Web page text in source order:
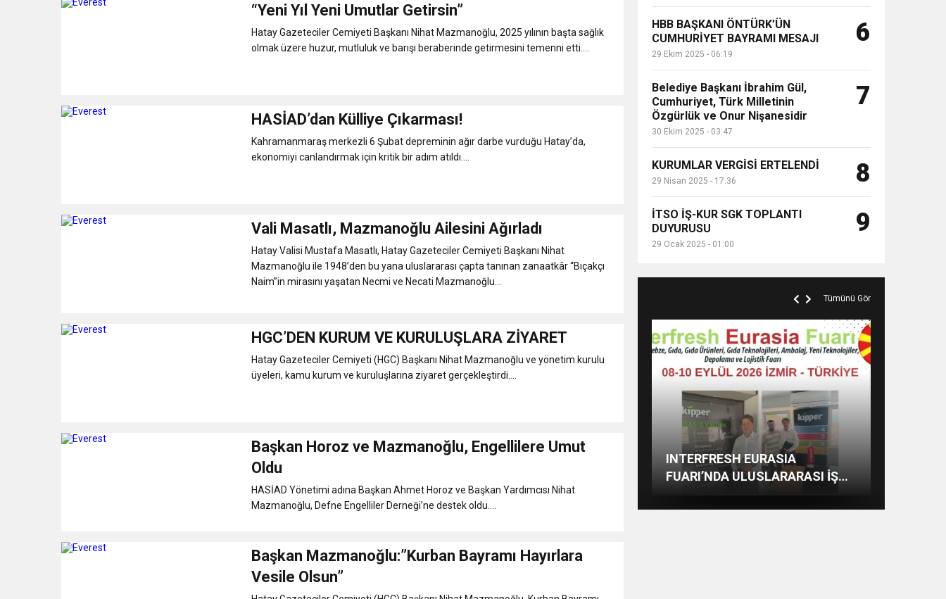
“Yeni Yıl Yeni Umutlar Getirsin”
Hatay Gazeteciler Cemiyeti Başkanı Nihat Mazmanoğlu, 2025 yılının başta sağlık
olmak üzere huzur, mutluluk ve barışı beraberinde getirmesini temenni etti....
HASİAD’dan Külliye Çıkarması!
Kahramanmaraş merkezli 6 Şubat depreminin ağır darbe vurduğu Hatay’da,
ekonomiyi canlandırmak için kritik bir adım atıldı....
Vali Masatlı, Mazmanoğlu Ailesini Ağırladı
Hatay Valisi Mustafa Masatlı, Hatay Gazeteciler Cemiyeti Başkanı Nihat
Mazmanoğlu ile 1948’den bu yana uluslararası çapta tanınan zanaatkâr “Bıçakçı
Naim”in mirasını yaşatan Necmi ve Necati Mazmanoğlu...
HGC’DEN KURUM VE KURULUŞLARA ZİYARET
Hatay Gazeteciler Cemiyeti (HGC) Başkanı Nihat Mazmanoğlu ve yönetim kurulu
üyeleri, kamu kurum ve kuruluşlarına ziyaret gerçekleştirdi....
Başkan Horoz ve Mazmanoğlu, Engellilere Umut
Oldu
HASİAD Yönetimi adına Başkan Ahmet Horoz ve Başkan Yardımcısı Nihat
Mazmanoğlu, Defne Engelliler Derneği’ne destek oldu....
Başkan Mazmanoğlu:”Kurban Bayramı Hayırlara
Vesile Olsun”
HBB BAŞKANI ÖNTÜRK’ÜN
CUMHURİYET BAYRAMI MESAJI
29 Ekim 2025 - 06:19
6
Belediye Başkanı İbrahim Gül,
Cumhuriyet, Türk Milletinin
Özgürlük ve Onur Nişanesidir
30 Ekim 2025 - 03:47
7
KURUMLAR VERGİSİ ERTELENDİ
29 Nisan 2025 - 17:36 8
İTSO İŞ-KUR SGK TOPLANTI
DUYURUSU
29 Ocak 2025 - 01:00
9
Tümünü Gör
HATAY SGK’DA GECE YARISINA
KADAR MESAİ
INTERFRESH EURASIA
FUARI’NDA ULUSLARARASI İŞ
BİRLİKLERİ İÇİN GERİ SAYIM
BAŞLADI
SAMANDAĞ’DA ZEHİR
TACİRLERİNE JANDARMA
EKİNCİLER 62 YAŞINDA: 62
YILLIK SANAYİ MİRASI
GELECEĞE TAŞINIYOR